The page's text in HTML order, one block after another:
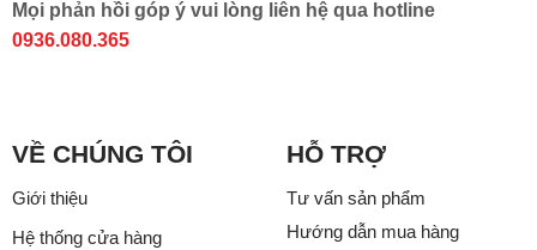
Mọi phản hồi góp ý vui lòng liên hệ qua hotline
0936.080.365
VỀ CHÚNG TÔI
Giới thiệu
Hệ thống cửa hàng
HỖ TRỢ
Tư vấn sản phẩm
Hướng dẫn mua hàng